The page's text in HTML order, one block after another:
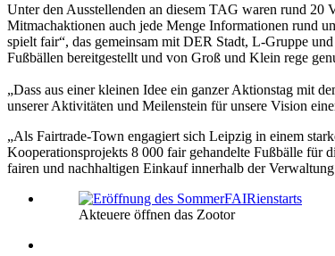
Unter den Ausstellenden an diesem TAG waren rund
Mitmachaktionen auch jede Menge Informationen rund
spielt fair“, das gemeinsam mit DER Stadt, L-Gruppe
Fußbällen bereitgestellt und von Groß und Klein rege
„Dass aus einer kleinen Idee ein ganzer Aktionstag mit
unserer Aktivitäten und Meilenstein für unsere Vision
„Als Fairtrade-Town engagiert sich Leipzig in einem
Kooperationsprojekts 8 000 fair gehandelte Fußbälle für
fairen und nachhaltigen Einkauf innerhalb der
Akteuere öffnen das Zootor